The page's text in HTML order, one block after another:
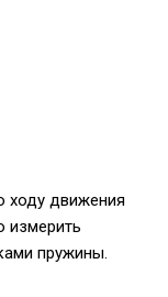
ходу движения
измерить
пружины.